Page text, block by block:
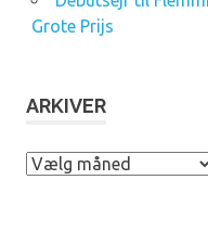
Grote Prijs
ARKIVER
A